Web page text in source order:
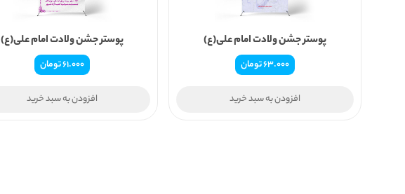
پوستر جشن ولادت امام علی(ع)
63.000تومان
افزودن به سبد خرید
پوستر جشن ولادت امام علی(ع)
61.000تومان
افزودن به سبد خرید